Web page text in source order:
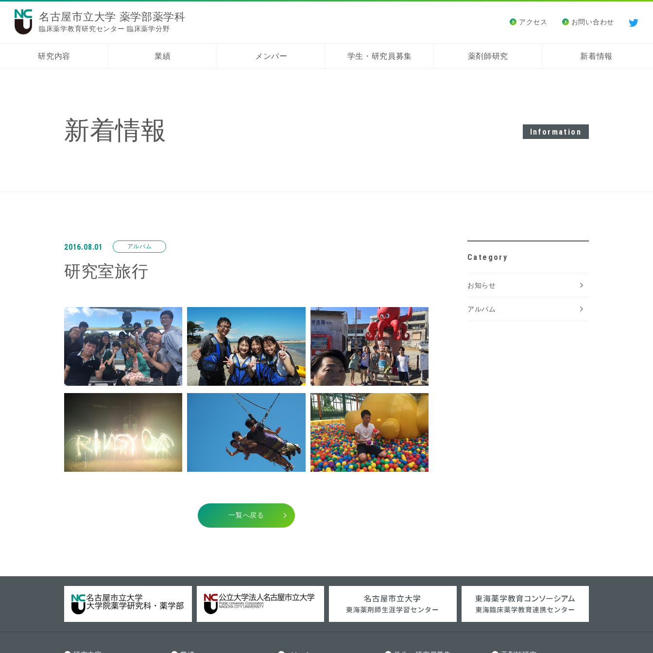
名古屋市立大学 薬学部薬学科
臨床薬学教育研究センター 臨床薬学分野
アクセス お問い合わせ
研究内容 業績 メンバー 学生・研究員募集 薬剤師研究 新着情報
新着情報 Information
2016.08.01 アルバム
研究室旅行
一覧へ戻る
Category
お知らせ
アルバム